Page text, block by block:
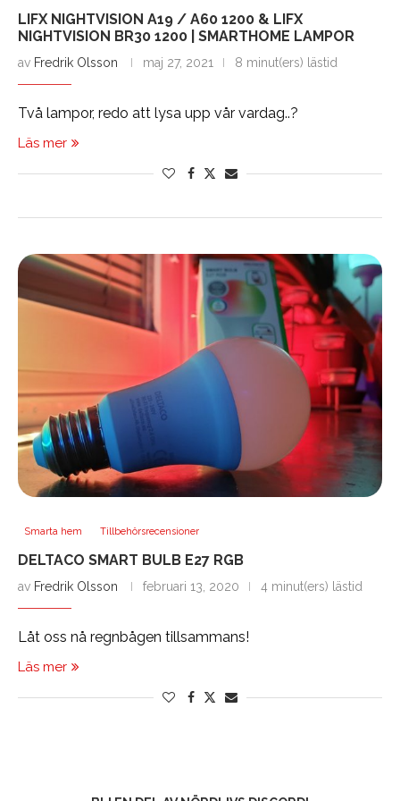
LIFX NIGHTVISION A19 / A60 1200 & LIFX
NIGHTVISION BR30 1200 | SMARTHOME LAMPOR
av Fredrik Olsson maj 27, 2021 8 minut(ers) lästid
Två lampor, redo att lysa upp vår vardag..?
Läs mer
Smarta hem Tillbehörsrecensioner
DELTACO SMART BULB E27 RGB
av Fredrik Olsson februari 13, 2020 4 minut(ers) lästid
Låt oss nå regnbågen tillsammans!
Läs mer